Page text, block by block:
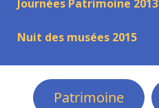
Journées Patrimoine 2013
Nuit des musées 2015
Patrimoine